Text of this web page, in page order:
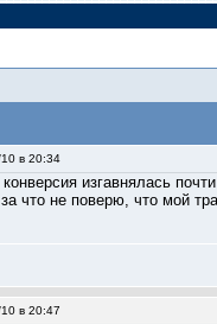
в 20:34
изгавнялась
что не поверю, что мой
в 20:47